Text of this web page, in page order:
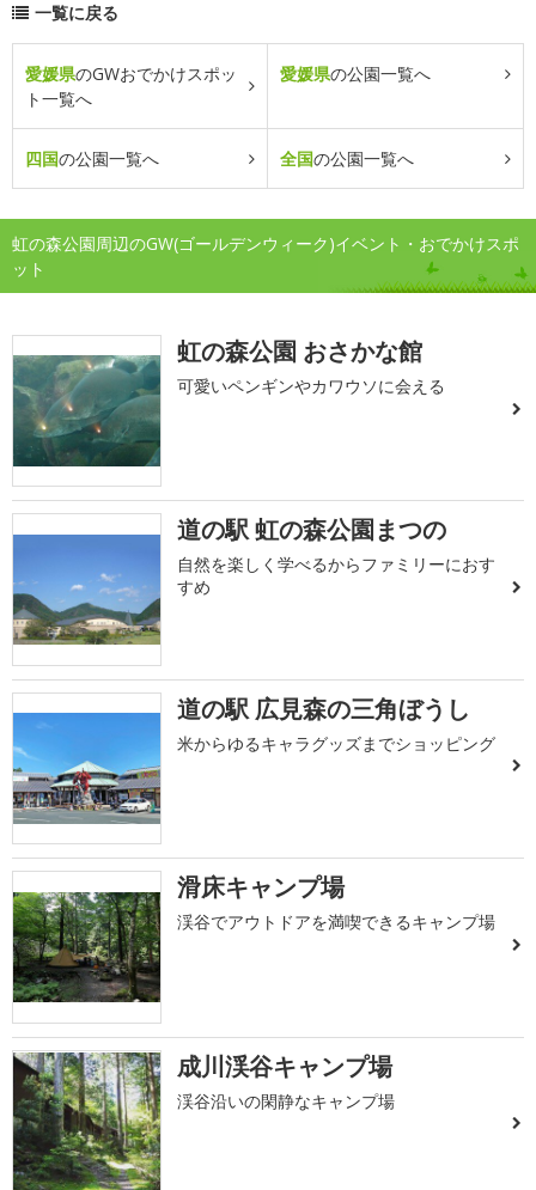
一覧に戻る
愛媛県のGWおでかけスポッ
ト一覧へ
愛媛県の公園一覧へ
四国の公園一覧へ 全国の公園一覧へ
虹の森公園周辺のGW(ゴールデンウィーク)イベント・おでかけスポ
ット
虹の森公園 おさかな館
可愛いペンギンやカワウソに会える
道の駅 虹の森公園まつの
自然を楽しく学べるからファミリーにおす
すめ
道の駅 広見森の三角ぼうし
米からゆるキャラグッズまでショッピング
滑床キャンプ場
渓谷でアウトドアを満喫できるキャンプ場
成川渓谷キャンプ場
渓谷沿いの閑静なキャンプ場